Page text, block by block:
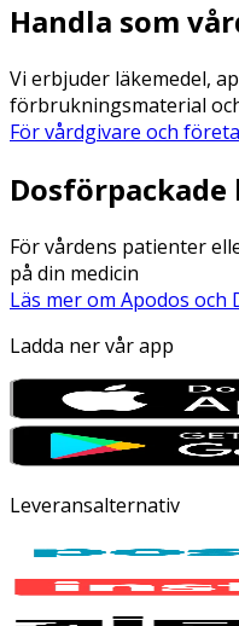
Handla som
Vi erbjuder läkemedel,
förbrukningsmaterial
För vårdgivare och
Dosförpackade
För vårdens patienter
på din medicin
Läs mer om Apodos och
Ladda ner vår app
Leveransalternativ